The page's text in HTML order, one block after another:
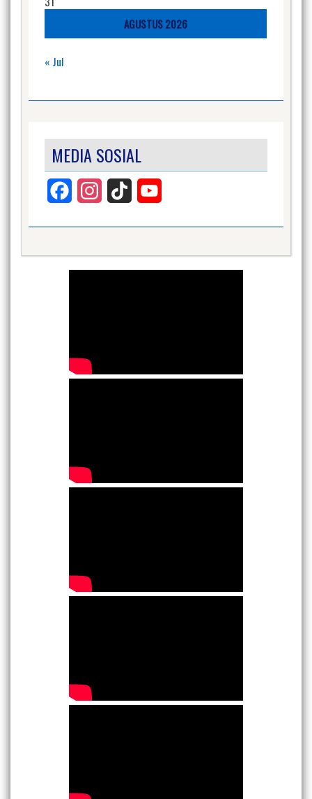
AGUSTUS 2026
« Jul
MEDIA SOSIAL
Facebook InstagramTikTok